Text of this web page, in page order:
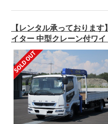
【レンタル承っておりま
イター 中型クレーン付ワ
240馬力 フックイン・ラジ